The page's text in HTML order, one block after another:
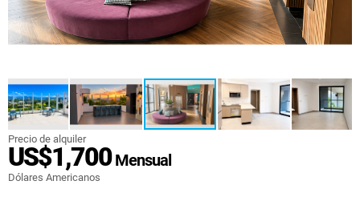
Precio de alquiler
US$1,700Mensual
Dólares Americanos